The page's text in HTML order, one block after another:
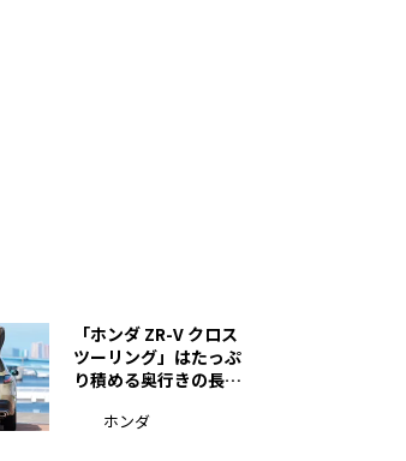
「ホンダ ZR-V クロス
ツーリング」はたっぷ
り積める奥行きの長い
ホンダ